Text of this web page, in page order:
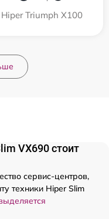
Hiper Triumph X100
VX690 стоит
сервис-центров,
техники Hiper Slim